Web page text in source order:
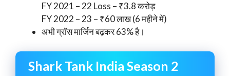
FY 2021 – 22 Loss – ₹3.8 करोड़
FY 2022 – 23 – ₹60 लाख (6 महीने में)
अभी ग्रॉस मार्जिन बढ़कर 63% है।
Shark Tank India Season 2